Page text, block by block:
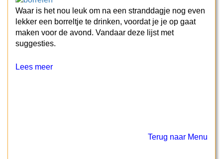
Waar is het nou leuk om na een stranddagje nog even
lekker een borreltje te drinken, voordat je je op gaat
maken voor de avond. Vandaar deze lijst met
suggesties.
Lees meer
Terug naar Menu